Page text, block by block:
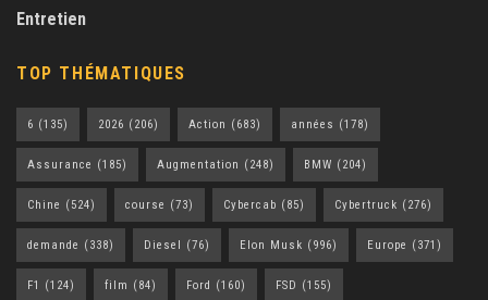
Entretien
TOP THÉMATIQUES
6 (135) 2026 (206) Action (683) années (178)
Assurance (185) Augmentation (248) BMW (204)
Chine (524) course (73) Cybercab (85) Cybertruck (276)
demande (338) Diesel (76) Elon Musk (996) Europe (371)
F1 (124) film (84) Ford (160) FSD (155)